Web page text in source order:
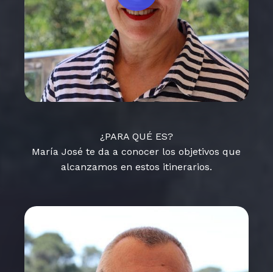
¿PARA QUÉ ES?
María José te da a conocer los objetivos que
alcanzamos en estos itinerarios.